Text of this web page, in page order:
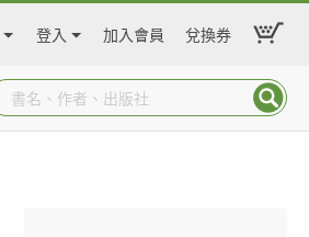
登入 加入會員 兌換券